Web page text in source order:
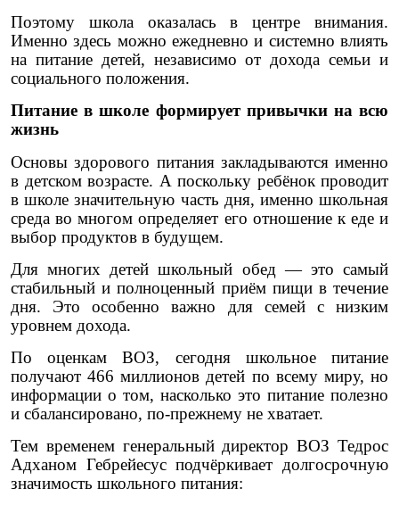
Поэтому школа оказалась в центре внимания.
Именно здесь можно ежедневно и системно влиять
на питание детей, независимо от дохода семьи и
социального положения.
Питание в школе формирует привычки на всю
жизнь
Основы здорового питания закладываются именно
в детском возрасте. А поскольку ребёнок проводит
в школе значительную часть дня, именно школьная
среда во многом определяет его отношение к еде и
выбор продуктов в будущем.
Для многих детей школьный обед — это самый
стабильный и полноценный приём пищи в течение
дня. Это особенно важно для семей с низким
уровнем дохода.
По оценкам ВОЗ, сегодня школьное питание
получают 466 миллионов детей по всему миру, но
информации о том, насколько это питание полезно
и сбалансировано, по-прежнему не хватает.
Тем временем генеральный директор ВОЗ Тедрос
Адханом Гебрейесус подчёркивает долгосрочную
значимость школьного питания: